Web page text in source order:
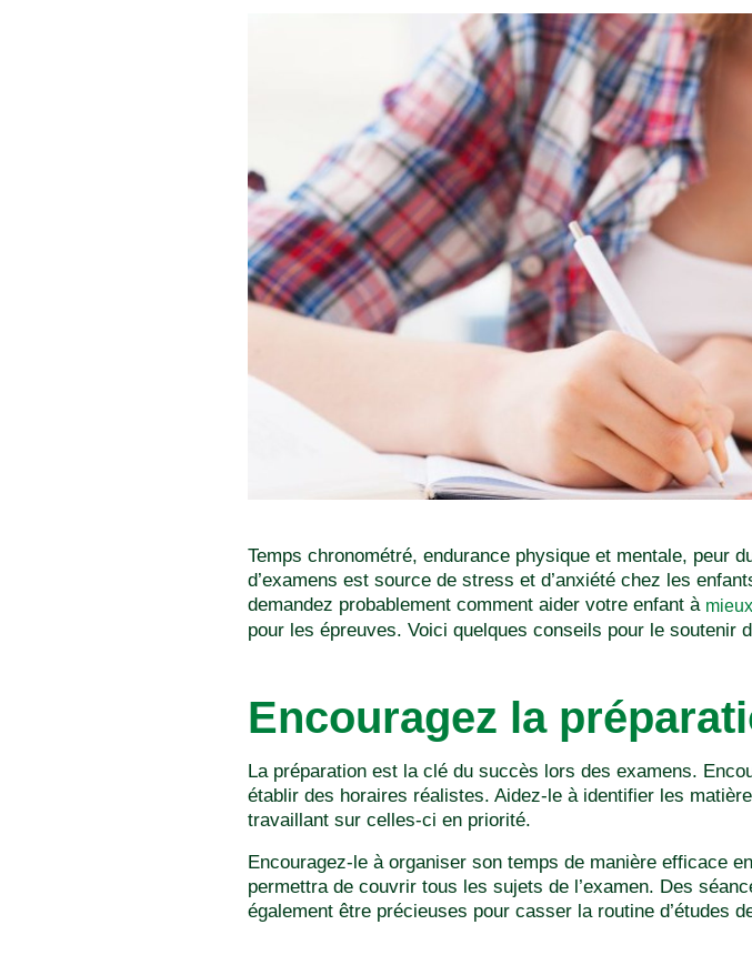
Temps chronométré, endurance physique et mentale, peur
d’examens est source de stress et d’anxiété chez les
demandez probablement comment aider votre enfant à
pour les épreuves. Voici quelques conseils pour le soutenir
Encouragez la
La préparation est la clé du succès lors des examens.
établir des horaires réalistes. Aidez-le à identifier les
travaillant sur celles-ci en priorité.
Encouragez-le à organiser son temps de manière efficace
permettra de couvrir tous les sujets de l’examen. Des
également être précieuses pour casser la routine d’études